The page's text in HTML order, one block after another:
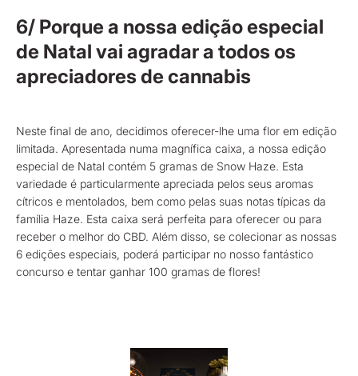
6/ Porque a nossa edição especial
de Natal vai agradar a todos os
apreciadores de cannabis
Neste final de ano, decidimos oferecer-lhe uma flor em edição
limitada. Apresentada numa magnífica caixa, a nossa edição
especial de Natal contém 5 gramas de Snow Haze. Esta
variedade é particularmente apreciada pelos seus aromas
cítricos e mentolados, bem como pelas suas notas típicas da
família Haze. Esta caixa será perfeita para oferecer ou para
receber o melhor do CBD. Além disso, se colecionar as nossas
6 edições especiais, poderá participar no nosso fantástico
concurso e tentar ganhar 100 gramas de flores!